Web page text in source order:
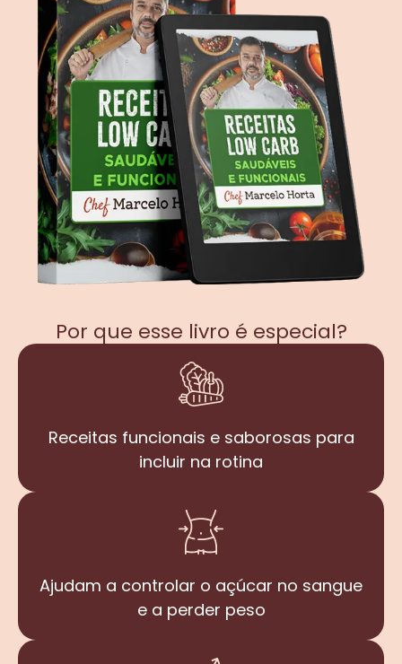
Por que esse livro é especial?
Receitas funcionais e saborosas para
incluir na rotina
Ajudam a controlar o açúcar no sangue
e a perder peso